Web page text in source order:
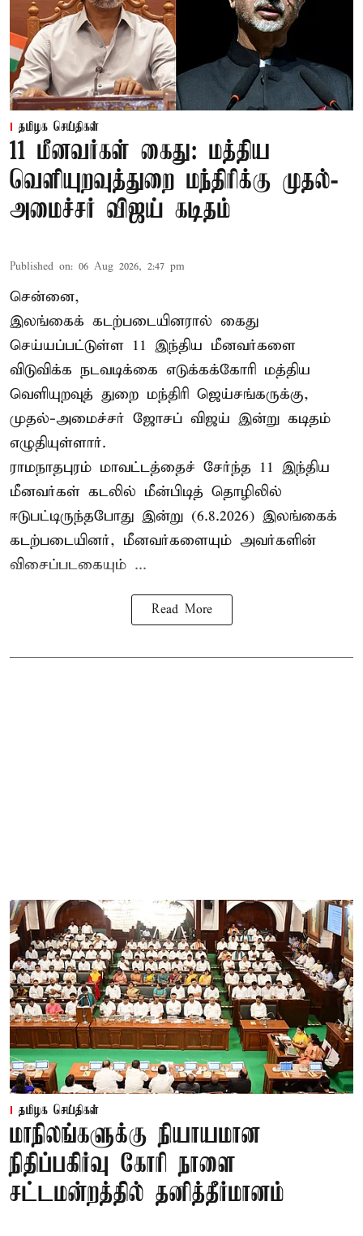
தமிழக செய்திகள்
11 மீனவர்கள் கைது: மத்திய
வெளியுறவுத்துறை மந்திரிக்கு முதல்-
அமைச்சர் விஜய் கடிதம்
Published on: 06 Aug 2026, 2:47 pm
சென்னை,
இலங்கைக் கடற்படையினரால் கைது
செய்யப்பட்டுள்ள 11 இந்திய மீனவர்களை
விடுவிக்க நடவடிக்கை எடுக்கக்கோரி மத்திய
வெளியுறவுத் துறை மந்திரி ஜெய்சங்கருக்கு,
முதல்-அமைச்சர் ஜோசப் விஜய் இன்று கடிதம்
எழுதியுள்ளார்.
ராமநாதபுரம் மாவட்டத்தைச் சேர்ந்த 11 இந்திய
மீனவர்கள் கடலில் மீன்பிடித் தொழிலில்
ஈடுபட்டிருந்தபோது இன்று (6.8.2026) இலங்கைக்
கடற்படையினர், மீனவர்களையும் அவர்களின்
விசைப்படகையும் ...
Read More
தமிழக செய்திகள்
மாநிலங்களுக்கு நியாயமான
நிதிப்பகிர்வு கோரி நாளை
சட்டமன்றத்தில் தனித்தீர்மானம்